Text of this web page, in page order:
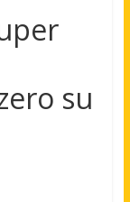
su